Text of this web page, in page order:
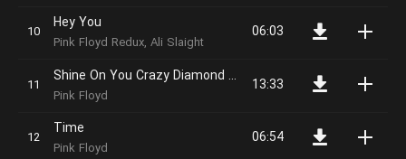
Hey You
Pink Floyd Redux, Ali Slaight
06:03
Shine On You Crazy Diamond (Pts. 1-5)
Pink Floyd
13:33
Time
Pink Floyd
06:54